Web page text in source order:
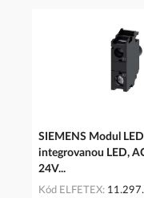
SIEMENS Modul
integrovanou LED,
24V...
Kód ELFETEX